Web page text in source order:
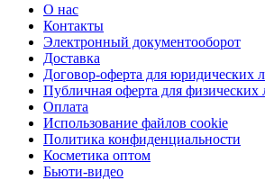
О нас
Контакты
Электронный документооборот
Доставка
Договор-оферта для юридических
Публичная оферта для физических
Оплата
Использование файлов cookie
Политика конфиденциальности
Косметика оптом
Бьюти-видео